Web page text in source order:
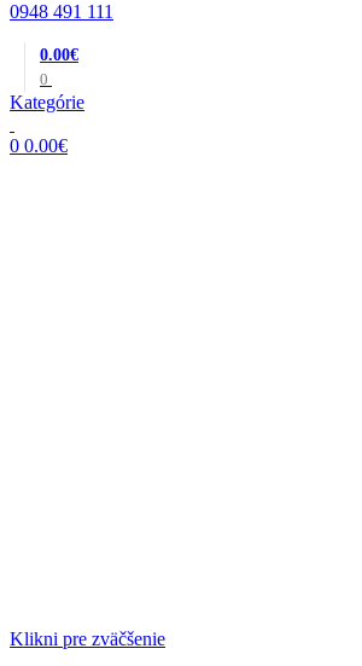
0948 491 111
0
0.00€
Kategórie
0 0.00€
Klikni pre zväčšenie